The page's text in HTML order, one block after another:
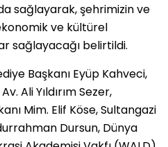
sağlayarak, şehrimizin ve
ve kültürel
sağlayacağı belirtildi.
Başkanı Eyüp Kahveci,
Ali Yıldırım Sezer,
Mim. Elif Köse, Sultangazi
Dursun, Dünya